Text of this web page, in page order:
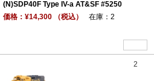
(N)SDP40F Type IV-a AT&SF #5250
価格：¥14,300 （税込）
在庫：2
2